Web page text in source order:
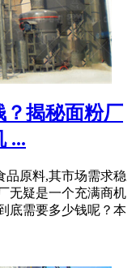
？揭秘面粉厂
...
品原料,其市场需求稳
无疑是一个充满商机
底需要多少钱呢？本